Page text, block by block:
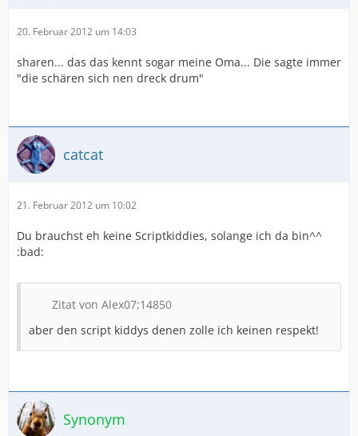
20. Februar 2012 um 14:03
sharen... das das kennt sogar meine Oma... Die sagte immer
"die schären sich nen dreck drum"
catcat
21. Februar 2012 um 10:02
Du brauchst eh keine Scriptkiddies, solange ich da bin^^
:bad:
Zitat von Alex07;14850
aber den script kiddys denen zolle ich keinen respekt!
Synonym